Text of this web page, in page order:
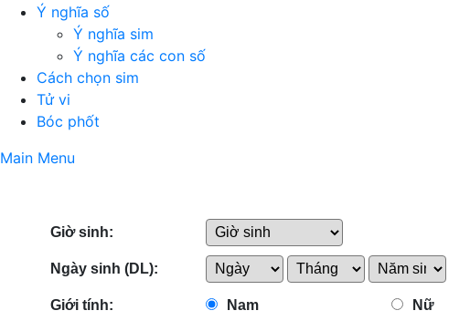
Ý nghĩa số
Ý nghĩa sim
Ý nghĩa các con số
Cách chọn sim
Tử vi
Bóc phốt
Main Menu
Giờ sinh:
Ngày sinh (DL):
Giới tính: Nam Nữ